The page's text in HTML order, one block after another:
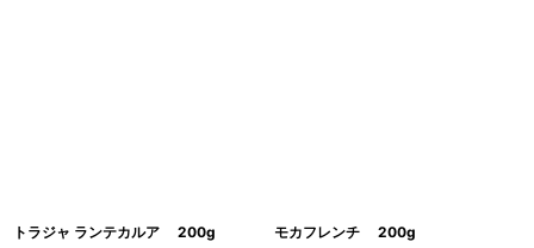
トラジャ ランテカルア 200g
モカフレンチ 200g